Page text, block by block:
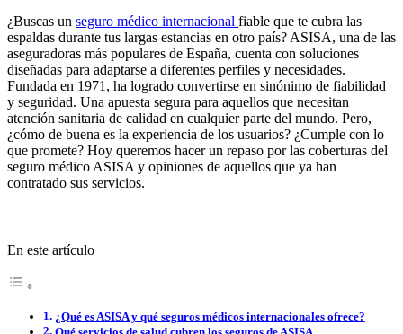
¿Buscas un seguro médico internacional fiable que te cubra las
espaldas durante tus largas estancias en otro país? ASISA, una de las
aseguradoras más populares de España, cuenta con soluciones
diseñadas para adaptarse a diferentes perfiles y necesidades.
Fundada en 1971, ha logrado convertirse en sinónimo de fiabilidad
y seguridad. Una apuesta segura para aquellos que necesitan
atención sanitaria de calidad en cualquier parte del mundo. Pero,
¿cómo de buena es la experiencia de los usuarios? ¿Cumple con lo
que promete? Hoy queremos hacer un repaso por las coberturas del
seguro médico ASISA y opiniones de aquellos que ya han
contratado sus servicios.
En este artículo
¿Qué es ASISA y qué seguros médicos internacionales ofrece?